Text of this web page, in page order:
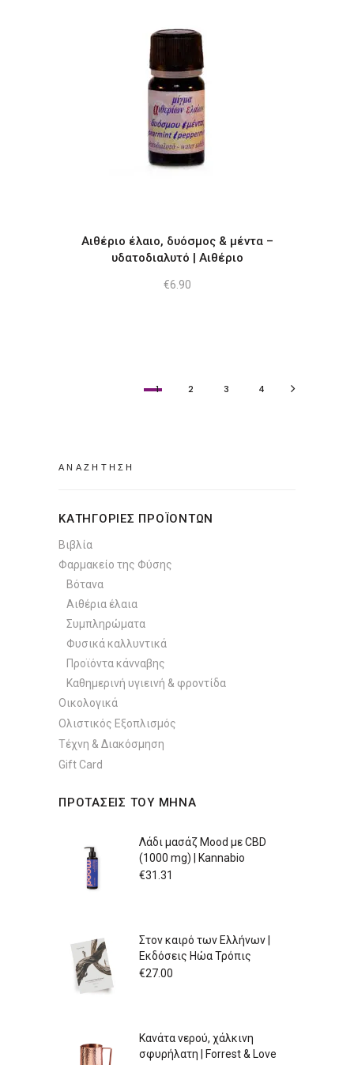
Αιθέριο έλαιο, δυόσμος & μέντα –
υδατοδιαλυτό | Αιθέριο
€6.90
1 2 3 4
ΚΑΤΗΓΟΡΙΕΣ ΠΡΟΪΟΝΤΩΝ
Βιβλία
Φαρμακείο της Φύσης
Βότανα
Αιθέρια έλαια
Συμπληρώματα
Φυσικά καλλυντικά
Προϊόντα κάνναβης
Καθημερινή υγιεινή & φροντίδα
Οικολογικά
Ολιστικός Εξοπλισμός
Τέχνη & Διακόσμηση
Gift Card
ΠΡΟΤΑΣΕΙΣ ΤΟΥ ΜΗΝΑ
Λάδι μασάζ Mood με CBD
(1000 mg) | Kannabio
€31.31
Στον καιρό των Ελλήνων |
Εκδόσεις Ηώα Τρόπις
€27.00
Κανάτα νερού, χάλκινη
σφυρήλατη | Forrest & Love